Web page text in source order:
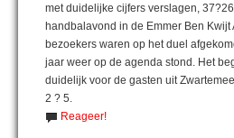
met duidelijke cijfers verslagen,
handbalavond in de Emmer Ben
bezoekers waren op het duel
jaar weer op de agenda stond. Het
duidelijk voor de gasten uit
2 ? 5.
Reageer!